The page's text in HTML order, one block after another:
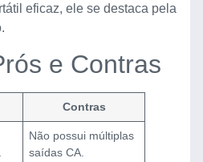
eficaz, ele se destaca pela
e Contras
Contras
Não possui múltiplas
saídas CA.